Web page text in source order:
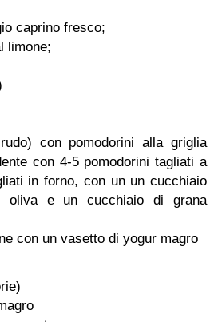
caprino fresco;
limone;
con pomodorini alla griglia
con 4-5 pomodorini tagliati a
in forno, con un un cucchiaio
oliva e un cucchiaio di grana
con un vasetto di yogur magro